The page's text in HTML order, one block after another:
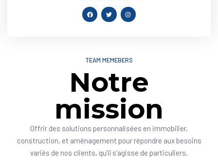
TEAM MEMEBERS
Notre
mission
Offrir des solutions personnalisées en immobilier,
construction, et aménagement pour répondre aux besoins
variés de nos clients, qu’il s’agisse de particuliers,